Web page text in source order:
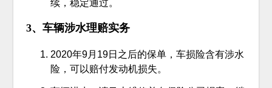
续，稳定通过。
3、车辆涉水理赔实务
2020年9月19日之后的保单，车损险含有涉水
险，可以赔付发动机损失。